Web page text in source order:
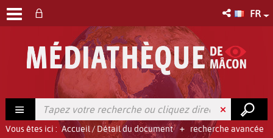
FR
recherche avancée
Vous êtes ici : Accueil/ Détail du document